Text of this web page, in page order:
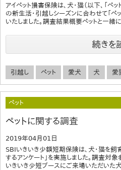
アイペット損害保険は、犬・猫（以下、「ペ
の新生活・引越しシーズンに合わせて「ペ
いたしました。調査結果概要ペットと一緒
続きを
引越し ペット 愛犬 犬 愛
ペット
ペットに関する調査
2019年04月01日
SBIいきいき少額短期保険は、犬・猫を飼
するアンケート」を実施しました。調査対
いきいき少短ブースにご来場いただいた